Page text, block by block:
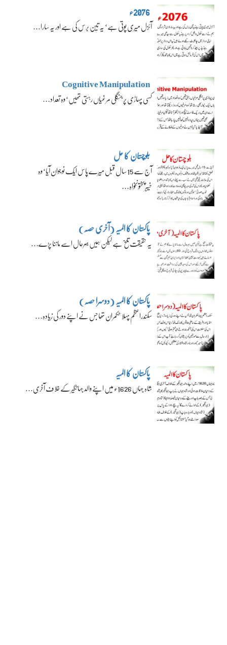
2076ء
آئزل میری پوتی ہے‘ یہ تین برس کی ہے اور یہ سارا…
Cognitive Manipulation
کسی پہاڑی پر جنگلی مرغیاں رہتی تھیں‘ وہ تعداد…
بلوچستان کا حل
آج سے 15 سال قبل میرے پاس ایک نوجوان آیا‘ وہ
خیبرپختونخواہ…
پاکستان کا المیہ (آخری حصہ)
یہ حقیقت تلخ ہے لیکن ہمیں بہرحال اسے ماننا پڑے…
پاکستان کا المیہ (دوسرا حصہ)
سکندراعظم پہلا حکمران تھا جس نے اپنے دور کی زیادہ…
پاکستان کا المیہ
شاہ جہاں 1626ء میں اپنے والد جہانگیر کے خلاف آخری…